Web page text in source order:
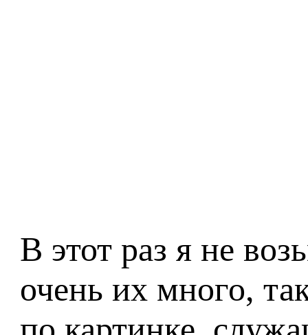
В этот раз я не
очень их много,